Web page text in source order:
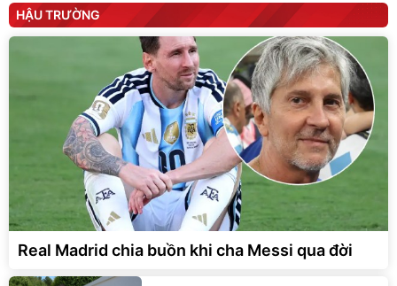
HẬU TRƯỜNG
Real Madrid chia buồn khi cha Messi qua đời